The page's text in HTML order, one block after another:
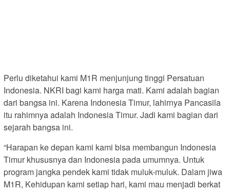
Perlu diketahui kami M1R menjunjung tinggi Persatuan
Indonesia. NKRI bagi kami harga mati. Kami adalah bagian
dari bangsa ini. Karena Indonesia Timur, lahirnya Pancasila
itu rahimnya adalah Indonesia Timur. Jadi kami bagian dari
sejarah bangsa ini.
“Harapan ke depan kami kami bisa membangun Indonesia
Timur khususnya dan Indonesia pada umumnya. Untuk
program jangka pendek kami tidak muluk-muluk. Dalam jiwa
M1R, Kehidupan kami setiap hari, kami mau menjadi berkat